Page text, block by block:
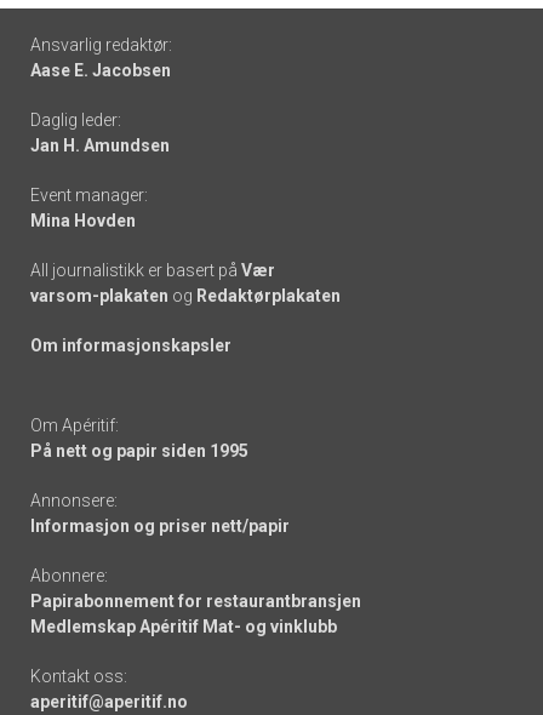
Footer
-
links
Ansvarlig redaktør:
Aase E. Jacobsen
Daglig leder:
Jan H. Amundsen
Event manager:
Mina Hovden
All journalistikk er basert på Vær
varsom-plakaten og Redaktørplakaten
Om informasjonskapsler
Om Apéritif:
På nett og papir siden 1995
Annonsere:
Informasjon og priser nett/papir
Abonnere:
Papirabonnement for restaurantbransjen
Medlemskap Apéritif Mat- og vinklubb
Kontakt oss:
aperitif@aperitif.no